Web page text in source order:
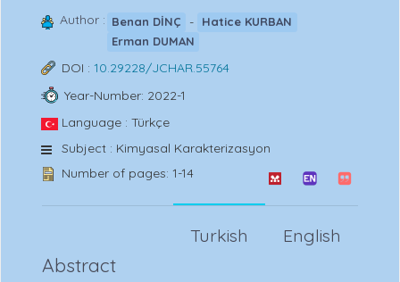
Author : Benan DİNÇ -
Hatice KURBAN
Erman DUMAN
DOI : 10.29228/JCHAR.55764
Year-Number: 2022-1
Language : Türkçe
Subject : Kimyasal Karakterizasyon
Number of pages: 1-14
English
Turkish
Abstract